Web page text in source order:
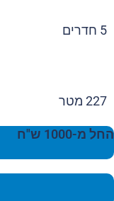
227 מטר
מ-1000 ש"ח